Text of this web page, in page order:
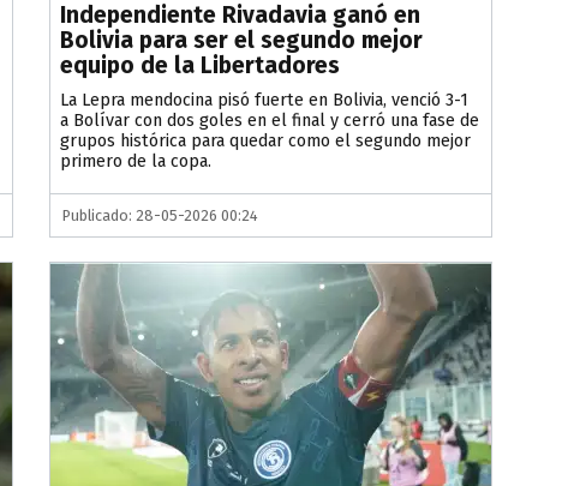
Independiente Rivadavia ganó en
Bolivia para ser el segundo mejor
equipo de la Libertadores
La Lepra mendocina pisó fuerte en Bolivia, venció 3-1
a Bolívar con dos goles en el final y cerró una fase de
grupos histórica para quedar como el segundo mejor
primero de la copa.
Publicado: 28-05-2026 00:24